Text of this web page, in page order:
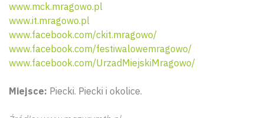
www.mck.mragowo.pl
www.it.mragowo.pl
www.facebook.com/ckit.mragowo/
www.facebook.com/festiwalowemragowo/
www.facebook.com/UrzadMiejskiMragowo/
Miejsce: Piecki. Piecki i okolice.